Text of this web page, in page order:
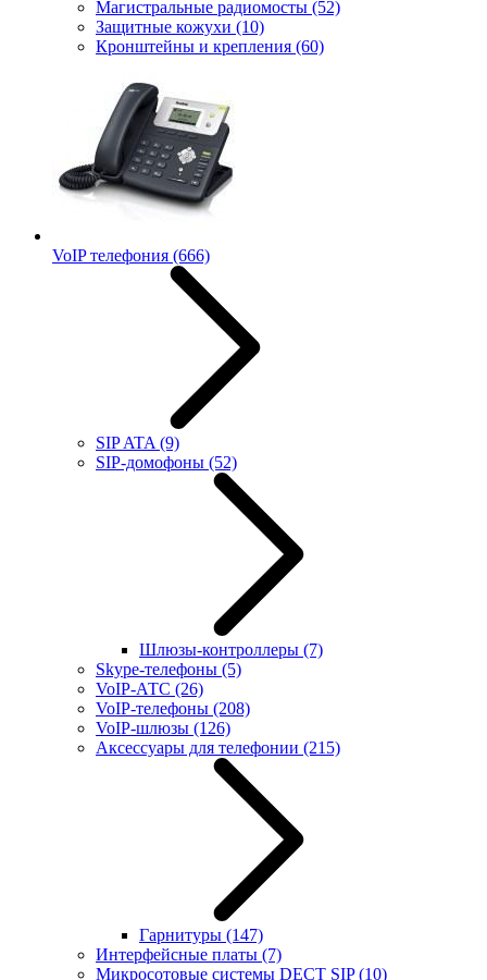
Магистральные радиомосты (52)
Защитные кожухи (10)
Кронштейны и крепления (60)
VoIP телефония (666)
SIP ATA (9)
SIP-домофоны (52)
Шлюзы-контроллеры (7)
Skype-телефоны (5)
VoIP-АТС (26)
VoIP-телефоны (208)
VoIP-шлюзы (126)
Аксессуары для телефонии (215)
Гарнитуры (147)
Интерфейсные платы (7)
Микросотовые системы DECT SIP(10)